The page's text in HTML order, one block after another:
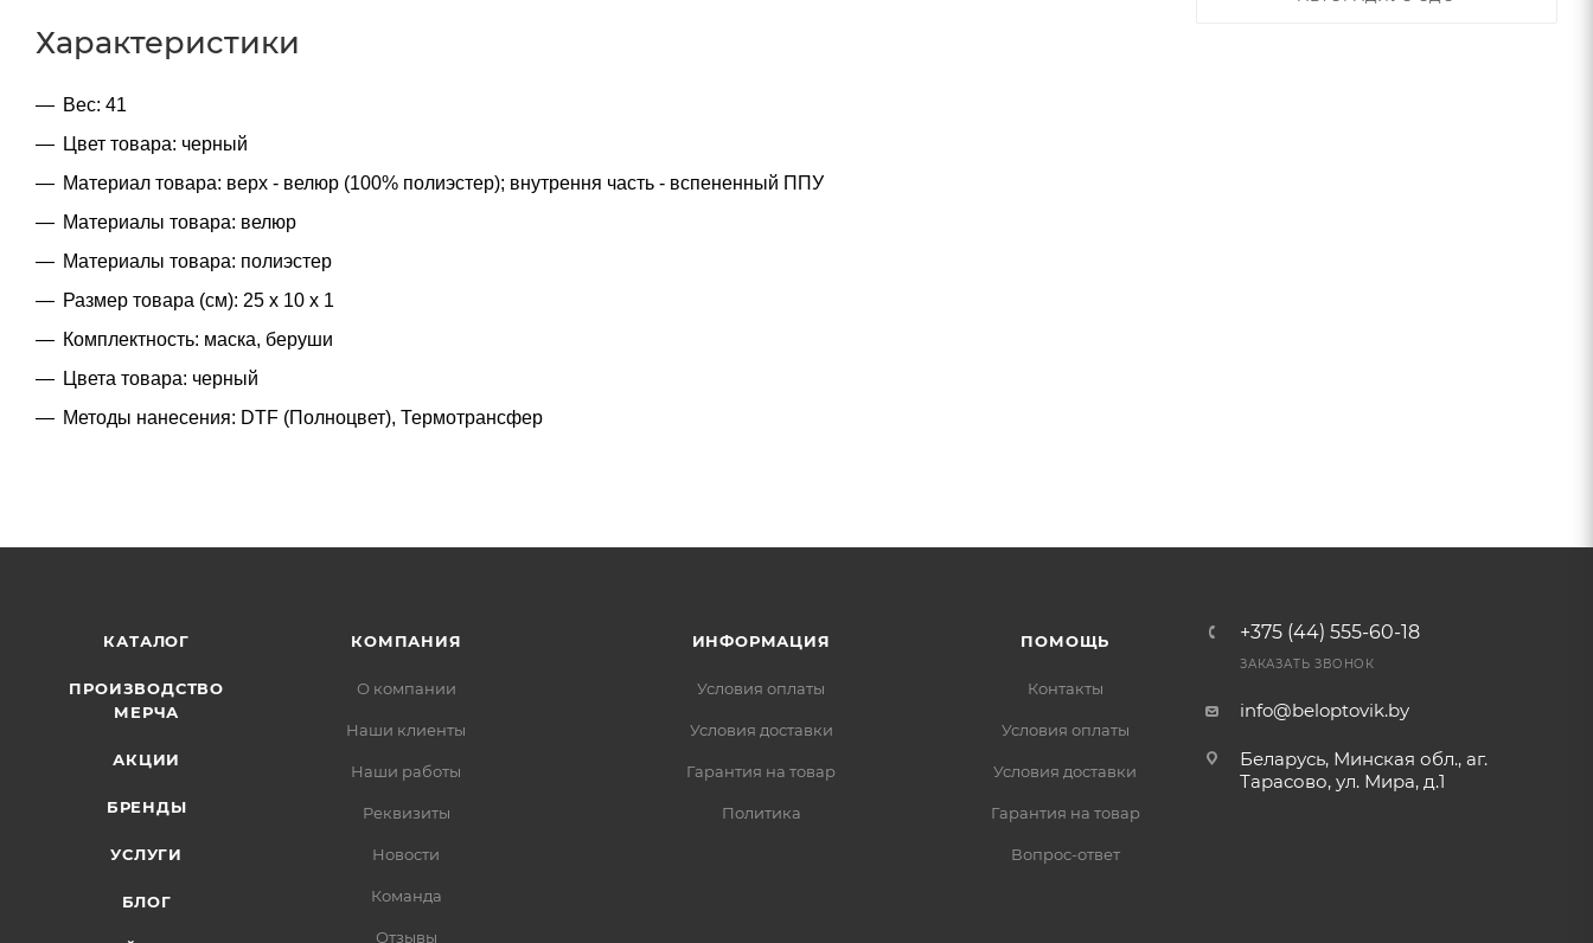
Характеристики
Вес: 41
Цвет товара: черный
Материал товара: верх - велюр (100% полиэстер); внутрення часть - вспененный ППУ
Материалы товара: велюр
Материалы товара: полиэстер
Размер товара (см): 25 х 10 х 1
Комплектность: маска, беруши
Цвета товара: черный
Методы нанесения: DTF (Полноцвет), Термотрансфер
КАТАЛОГ
ПРОИЗВОДСТВО
МЕРЧА
АКЦИИ
БРЕНДЫ
УСЛУГИ
БЛОГ
КОМПАНИЯ
О компании
Наши клиенты
Наши работы
Реквизиты
Новости
Команда
Отзывы
ИНФОРМАЦИЯ
Условия оплаты
Условия доставки
Гарантия на товар
Политика
ПОМОЩЬ
Контакты
Условия оплаты
Условия доставки
Гарантия на товар
Вопрос-ответ
+375 (44) 555-60-18
ЗАКАЗАТЬ ЗВОНОК
info@beloptovik.by
Беларусь, Минская обл., аг.
Тарасово, ул. Мира, д.1